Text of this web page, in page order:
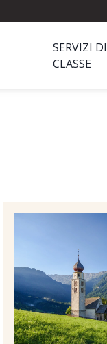
SERVIZI DI
CLASSE